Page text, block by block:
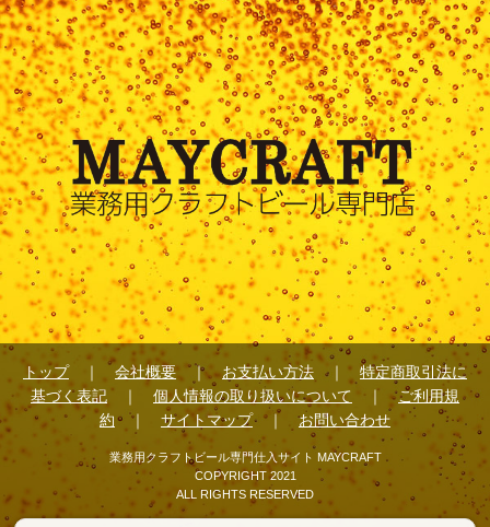
第4条（購入）
1.会員は当社所定の方式により当社が登録した商品の購入を申
し込むことができます。
2.前項の購入申込みに対し、当社が会員に販売の意思を通知し
たとき、会員と当社において売買契約が成立するものとしま
す。
3.当社が会員に販売した商品の代金の支払方法・条件等は別途
定める当社規定によるものとします。
第5条（会員情報の取り扱い）
1.会員になろうとする者及び会員は、正確かつ真実の会員情報
を当社に提供・登録するものとしまするものとします。
2．上記に違反したことにより会員に損害が生じた場合、当社
は一切の責任を負いません。
3.会員情報等については、本規約に別段の定めのある場合又は
法令により認められている場合を除き、会員の同意なく第三者
に対して開示しません。
トップ｜ 会社概要 ｜お支払い方法 ｜ 特定商取引法に
基づく表記 ｜ 個人情報の取り扱いについて ｜ご利用規
約｜ サイトマップ｜お問い合わせ
業務用クラフトビール専門仕入サイト MAYCRAFT
COPYRIGHT 2021
ALL RIGHTS RESERVED